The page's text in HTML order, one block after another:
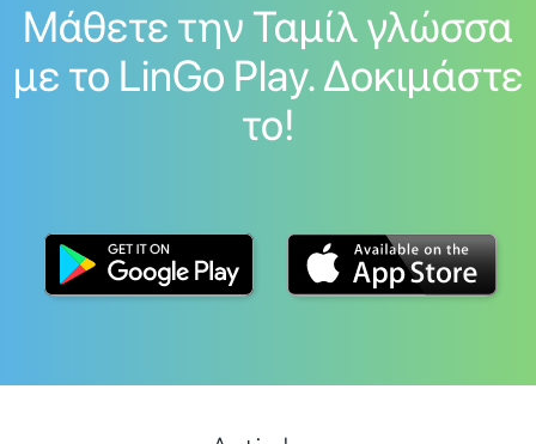
Μάθετε την Ταμίλ γλώσσα
με το LinGo Play. Δοκιμάστε
το!